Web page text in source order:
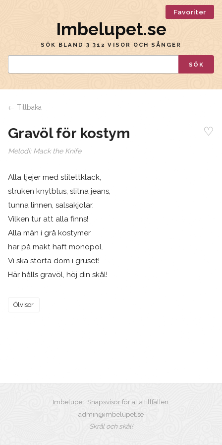
Favoriter
Imbelupet.se
SÖK BLAND 3 312 VISOR OCH SÅNGER
SÖK
← Tillbaka
Gravöl för kostym ♡
Melodi: Mack the Knife
Alla tjejer med stilettklack,
struken knytblus, slitna jeans,
tunna linnen, salsakjolar.
Vilken tur att alla finns!
Alla män i grå kostymer
har på makt haft monopol.
Vi ska störta dom i gruset!
Här hålls gravöl, höj din skål!
Ölvisor
Imbelupet. Snapsvisor för alla tillfällen.
admin@imbelupet.se
Skrål och skål!